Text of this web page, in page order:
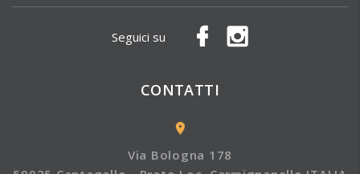
Seguici su
CONTATTI
Via Bologna 178